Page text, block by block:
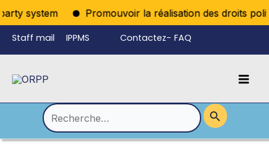
system Promouvoir la réalisation des droits
Aller
au
contenu
Staff mail IPPMS Contactez- FAQ
Rechercher :